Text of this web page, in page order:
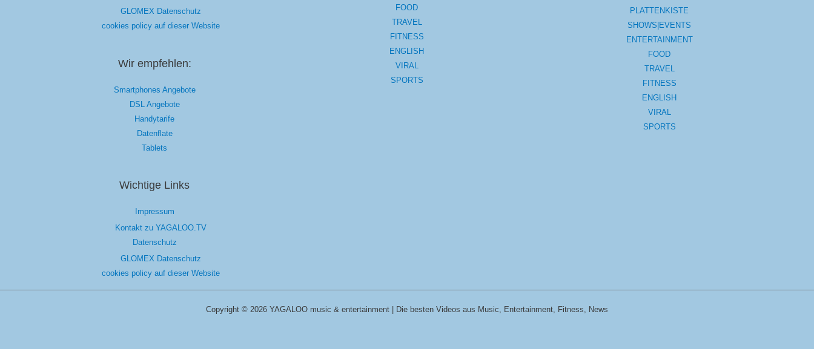
GLOMEX Datenschutz
cookies policy auf dieser Website
Wir empfehlen:
Smartphones Angebote
DSL Angebote
Handytarife
Datenflate
Tablets
Wichtige Links
Impressum
Kontakt zu YAGALOO.TV
Datenschutz
GLOMEX Datenschutz
cookies policy auf dieser Website
FOOD
TRAVEL
FITNESS
ENGLISH
VIRAL
SPORTS
PLATTENKISTE
SHOWS|EVENTS
ENTERTAINMENT
FOOD
TRAVEL
FITNESS
ENGLISH
VIRAL
SPORTS
Copyright © 2026 YAGALOO music & entertainment | Die besten Videos aus Music, Entertainment, Fitness, News